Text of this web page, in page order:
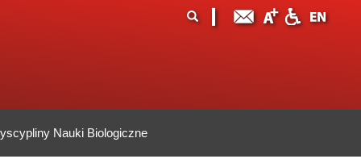
Nauki Biologiczne